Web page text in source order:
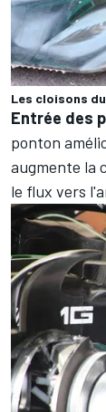
Les cloisons
Entrée des
ponton
augmente la
le flux vers